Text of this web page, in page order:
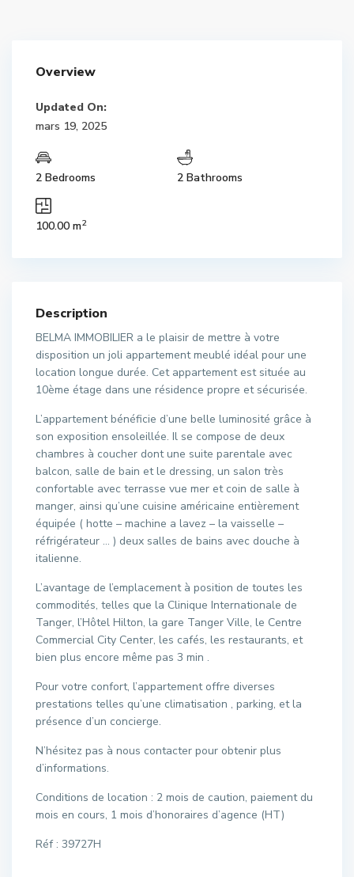
Overview
Updated On:
mars 19, 2025
2 Bedrooms 2 Bathrooms
100.00 m2
Description
BELMA IMMOBILIER a le plaisir de mettre à votre
disposition un joli appartement meublé idéal pour une
location longue durée. Cet appartement est située au
10ème étage dans une résidence propre et sécurisée.
L’appartement bénéficie d’une belle luminosité grâce à
son exposition ensoleillée. Il se compose de deux
chambres à coucher dont une suite parentale avec
balcon, salle de bain et le dressing, un salon très
confortable avec terrasse vue mer et coin de salle à
manger, ainsi qu’une cuisine américaine entièrement
équipée ( hotte – machine a lavez – la vaisselle –
réfrigérateur … ) deux salles de bains avec douche à
italienne.
L’avantage de l’emplacement à position de toutes les
commodités, telles que la Clinique Internationale de
Tanger, l’Hôtel Hilton, la gare Tanger Ville, le Centre
Commercial City Center, les cafés, les restaurants, et
bien plus encore même pas 3 min .
Pour votre confort, l’appartement offre diverses
prestations telles qu’une climatisation , parking, et la
présence d’un concierge.
N’hésitez pas à nous contacter pour obtenir plus
d’informations.
Conditions de location : 2 mois de caution, paiement du
mois en cours, 1 mois d’honoraires d’agence (HT)
Réf : 39727H